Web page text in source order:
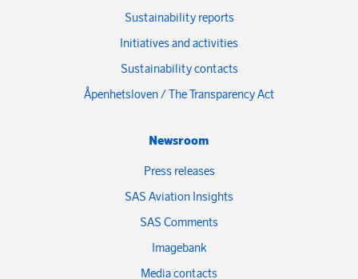
Sustainability reports
Initiatives and activities
Sustainability contacts
Åpenhetsloven / The Transparency Act
Newsroom
Press releases
SAS Aviation Insights
SAS Comments
Imagebank
Media contacts